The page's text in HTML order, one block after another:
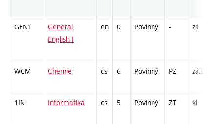
GEN1
General
English I
en 0 Povinný - zá
WCM Chemie cs 6 Povinný PZ zá,zk
1IN Informatika cs 5 Povinný ZT kl